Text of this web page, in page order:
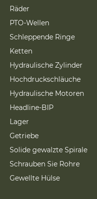
Räder
PTO-Wellen
Schleppende Ringe
Ketten
Hydraulische Zylinder
Hochdruckschläuche
Hydraulische Motoren
Headline-BIP
Lager
Getriebe
Solide gewalzte Spirale
Schrauben Sie Rohre
Gewellte Hülse